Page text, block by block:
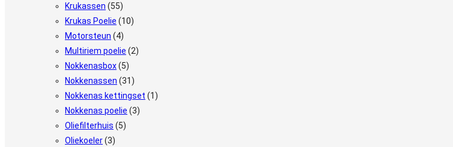
Krukassen (55)
Krukas Poelie (10)
Motorsteun (4)
Multiriem poelie (2)
Nokkenasbox(5)
Nokkenassen (31)
Nokkenas kettingset (1)
Nokkenas poelie (3)
Oliefilterhuis (5)
Oliekoeler(3)